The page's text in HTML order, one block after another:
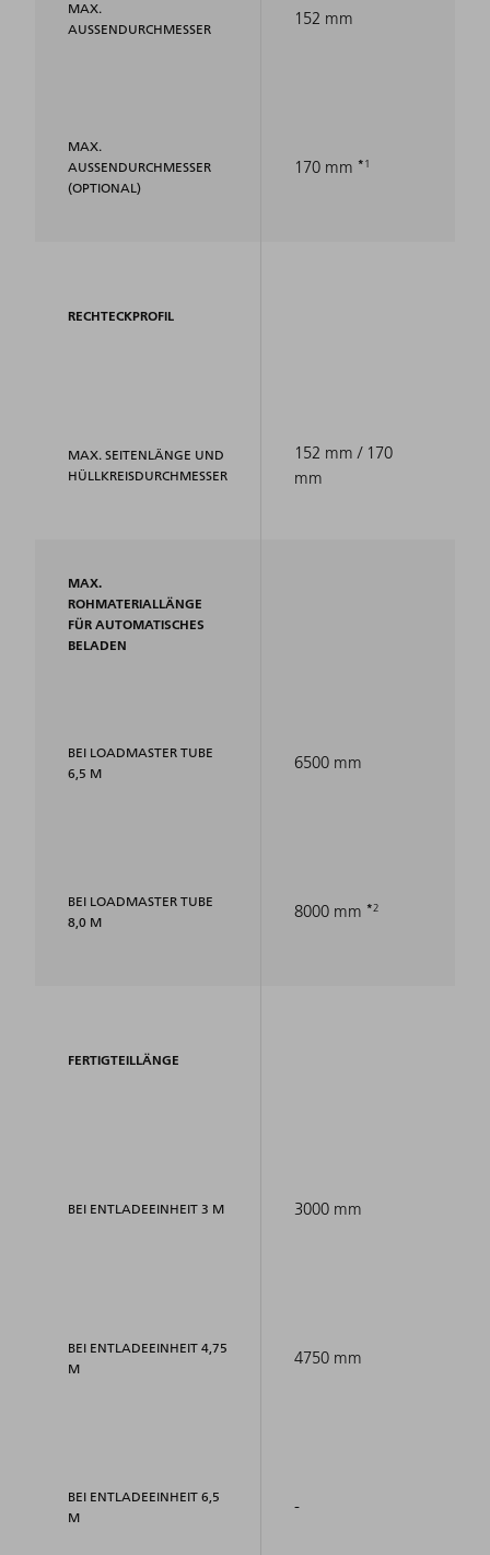
MAX.
AUSSENDURCHMESSER
MAX.
AUSSENDURCHMESSER (
OPTIONAL)
RECHTECKPROFIL
MAX. SEITENLÄNGE UND
HÜLLKREISDURCHMESSER
MAX.
ROHMATERIALLÄNGE
FÜR AUTOMATISCHES
BELADEN
BEI LOADMASTER TUBE
6,5 M
BEI LOADMASTER TUBE
8,0 M
FERTIGTEILLÄNGE
BEI ENTLADEEINHEIT 3 M
BEI ENTLADEEINHEIT 4,75
M
BEI ENTLADEEINHEIT 6,5
M
152 mm
170 mm 1
152 mm / 170
mm
6500 mm
8000 mm 2
3000 mm
4750 mm
-